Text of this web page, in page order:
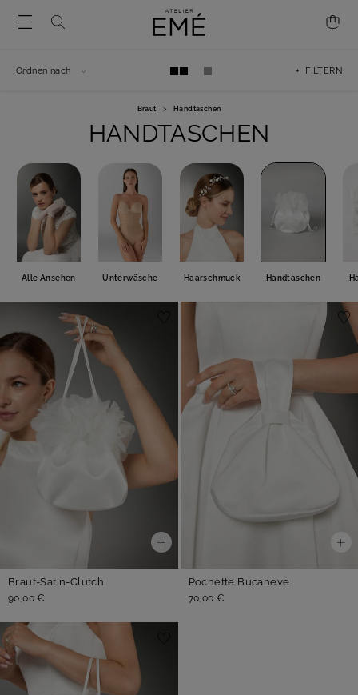
Braut > Handtaschen
HANDTASCHEN
Alle Ansehen Unterwäsche Haarschmuck Handtaschen
+ FILTERN
Ordnen nach
Braut-Satin-Clutch
90,00 €
Pochette Bucaneve
70,00 €